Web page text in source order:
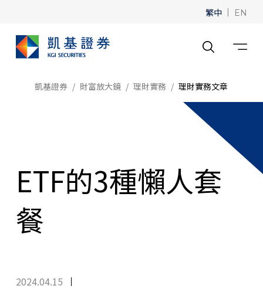
繁中 | EN
凱基證券 財富放大鏡 理財實務 理財實務文章
ETF的3種懶人套
餐
2024.04.15